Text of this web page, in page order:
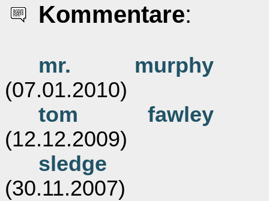
Kommentare:
mr. murphy
(07.01.2010)
tom fawley
(12.12.2009)
sledge
(30.11.2007)